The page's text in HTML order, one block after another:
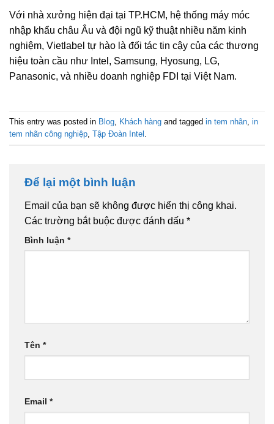
Với nhà xưởng hiện đại tại TP.HCM, hệ thống máy móc
nhập khẩu châu Âu và đội ngũ kỹ thuật nhiều năm kinh
nghiệm, Vietlabel tự hào là đối tác tin cậy của các thương
hiệu toàn cầu như Intel, Samsung, Hyosung, LG,
Panasonic, và nhiều doanh nghiệp FDI tại Việt Nam.
This entry was posted in Blog Khách hàng and tagged in tem nhãn in
tem nhãn công nghiệp Tập Đoàn Intel
Để lại một bình luận
Email của bạn sẽ không được hiển thị công khai.
Các trường bắt buộc được đánh dấu *
Bình luận *
Tên *
Email *